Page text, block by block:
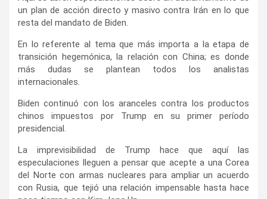
un plan de acción directo y masivo contra Irán en lo que
resta del mandato de Biden.
En lo referente al tema que más importa a la etapa de
transición hegemónica, la relación con China; es donde
más dudas se plantean todos los analistas
internacionales.
Biden continuó con los aranceles contra los productos
chinos impuestos por Trump en su primer período
presidencial.
La imprevisibilidad de Trump hace que aquí las
especulaciones lleguen a pensar que acepte a una Corea
del Norte con armas nucleares para ampliar un acuerdo
con Rusia, que tejió una relación impensable hasta hace